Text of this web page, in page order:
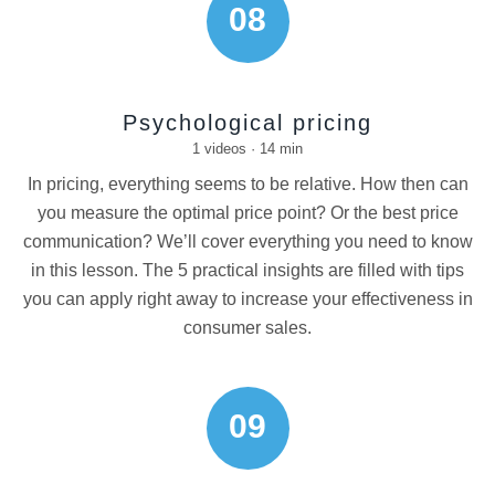
08
Psychological pricing
1 videos · 14 min
In pricing, everything seems to be relative. How then can
you measure the optimal price point? Or the best price
communication? We’ll cover everything you need to know
in this lesson. The 5 practical insights are filled with tips
you can apply right away to increase your effectiveness in
consumer sales.
09